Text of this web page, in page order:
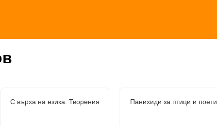
С върха на езика. Творения Панихиди за птици и поети